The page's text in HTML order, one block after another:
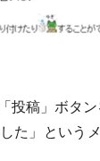
投稿」ボタン
た」という